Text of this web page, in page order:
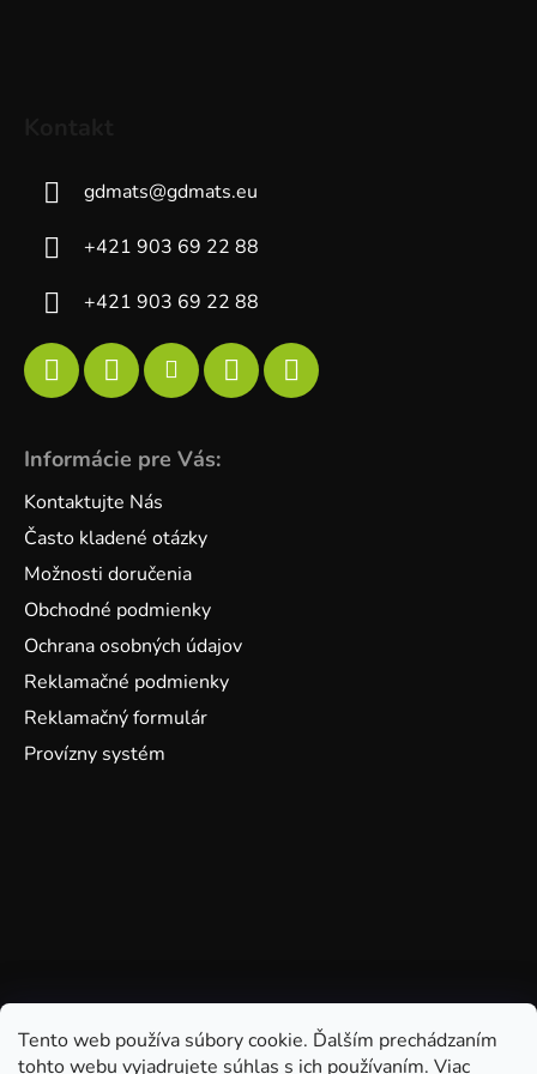
Tento web používa súbory cookie. Ďalším prechádzaním
tohto webu vyjadrujete súhlas s ich používaním. Viac
gdmats@gdmats.eu
+421 903 69 22 88
+421 903 69 22 88
Informácie pre Vás:
Kontaktujte Nás
Často kladené otázky
Možnosti doručenia
Obchodné podmienky
Ochrana osobných údajov
Reklamačné podmienky
Reklamačný formulár
Provízny systém